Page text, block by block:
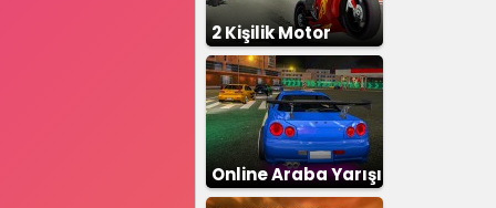
2 Kişilik Motor
Online Araba Yarışı